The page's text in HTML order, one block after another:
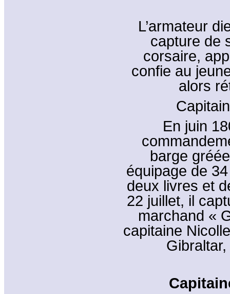
L’armateur
capture de
corsaire,
confie au
alors
En juin
barge
équipage de
deux livres et
22 juillet, il
marchand «
capitaine